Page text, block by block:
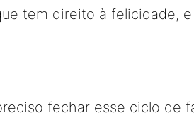
tem direito à felicidade, e
fechar esse ciclo de